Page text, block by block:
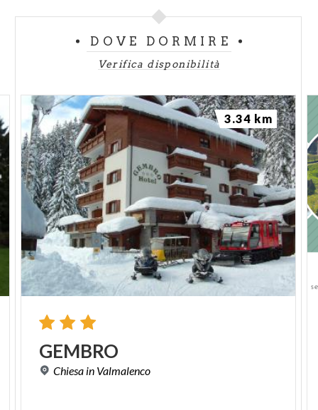
DOVE DORMIRE
Verifica disponibilità
GEMBRO
Chiesa in Valmalenco
3.34 km